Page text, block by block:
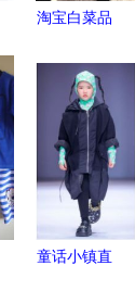
淘宝白菜品
选对不必
贵，真正的
高性价比之
选
童话小镇直